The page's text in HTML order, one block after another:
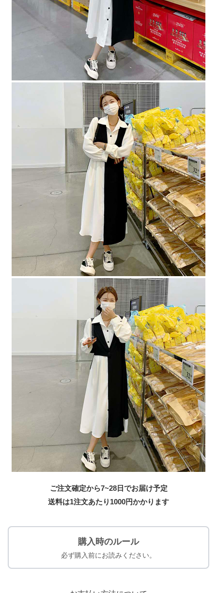
ご注文確定から7~28日でお届け予定
送料は1注文あたり 1000円かかります
購入時のルール
必ず購入前にお読みください。